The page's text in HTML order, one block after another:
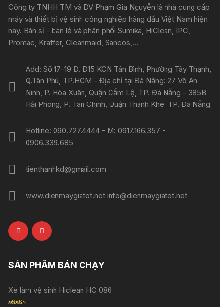
Công ty TNHH TM và DV Phạm Gia Nguyễn là nhà cung cấp
máy và thiết bị vệ sinh công nghiệp hàng đầu Việt Nam hiện
nay. Bán sỉ - bán lẻ và phân phối Sumika, HiClean, IPC,
Promac, Kraffer, Cleanmaid, Sancos,...
Add: Số 17-19 Đ. D15 KCN Tân Bình, Phường Tây Thạnh,
Q.Tân Phú, TP.HCM - Địa chỉ tại Đà Nẵng: 27 Võ An
Ninh, P. Hòa Xuân, Quận Cẩm Lệ, TP. Đà Nẵng - 385B
Hải Phòng, P. Tân Chính, Quận Thanh Khê, TP. Đà Nẵng
Hotline: 090.727.4444 - M: 0917.166.357 -
0906.339.685
tienthanhkd@gmail.com
www.dienmaygiatot.net info@dienmaygiatot.net
SẢN PHẨM BÁN CHẠY
Xe làm vệ sinh Hiclean HC 086